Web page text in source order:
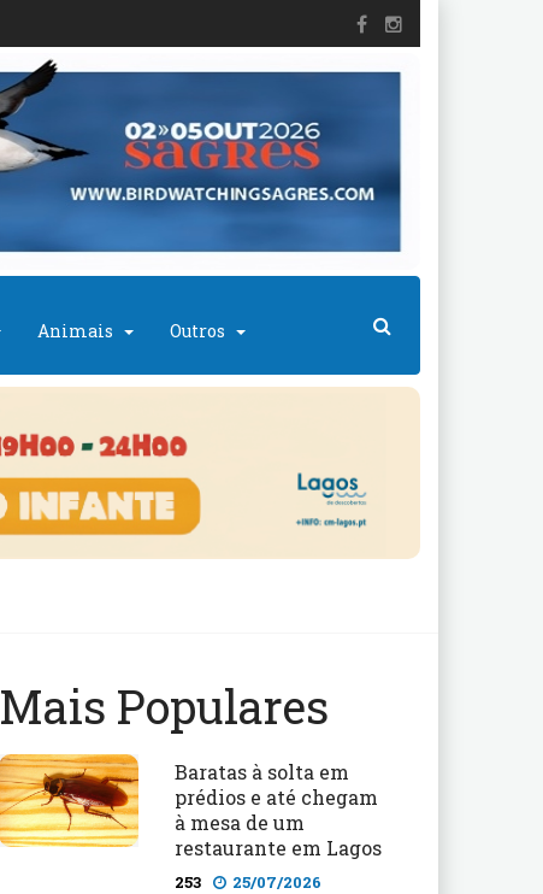
Animais Outros
Mais Populares
Baratas à solta em
prédios e até chegam
à mesa de um
restaurante em Lagos
253 25/07/2026